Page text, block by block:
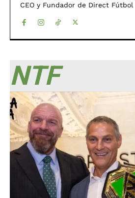
CEO y Fundador de Direct Fútbol
NTF